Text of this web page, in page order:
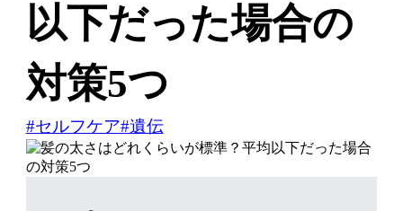
WEB予約
はじめての方へ
以下だった場合の
対策5つ
#セルフケア#遺伝